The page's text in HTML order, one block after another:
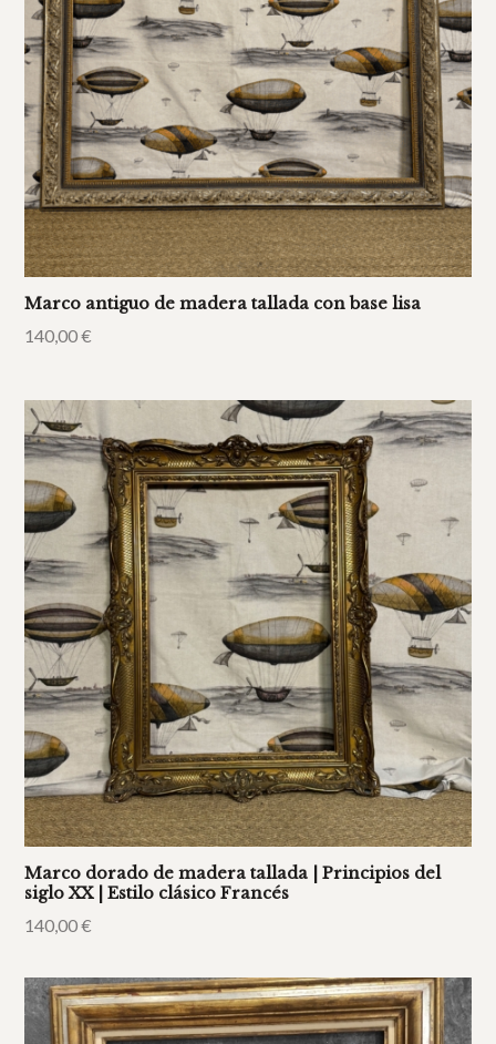
Marco antiguo de madera tallada con base lisa
140,00€
Marco dorado de madera tallada | Principios del
siglo XX | Estilo clásico Francés
140,00€